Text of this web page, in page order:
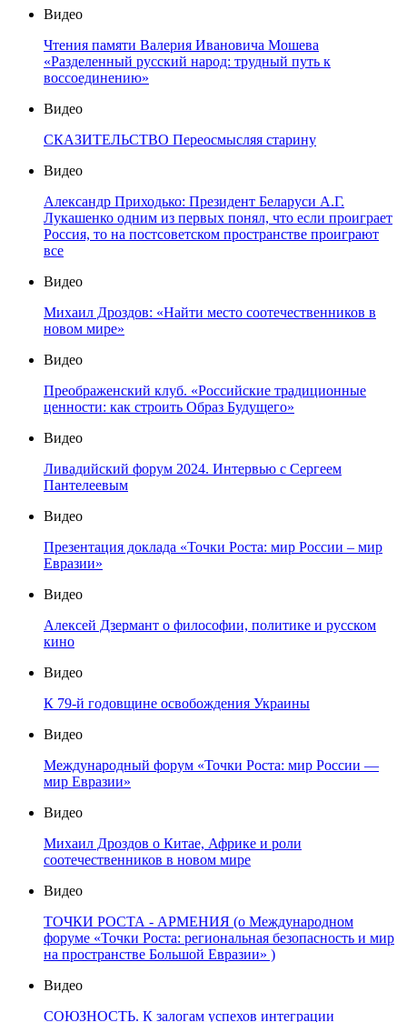
Видео
Чтения памяти Валерия Ивановича Мошева
«Разделенный русский народ: трудный путь к
воссоединению»
Видео
СКАЗИТЕЛЬСТВО Переосмысляя старину
Видео
Александр Приходько: Президент Беларуси А.Г.
Лукашенко одним из первых понял, что если проиграет
Россия, то на постсоветском пространстве проиграют
все
Видео
Михаил Дроздов: «Найти место соотечественников в
новом мире»
Видео
Преображенский клуб. «Российские традиционные
ценности: как строить Образ Будущего»
Видео
Ливадийский форум 2024. Интервью с Сергеем
Пантелеевым
Видео
Презентация доклада «Точки Роста: мир России – мир
Евразии»
Видео
Алексей Дзермант о философии, политике и русском
кино
Видео
К 79-й годовщине освобождения Украины
Видео
Международный форум «Точки Роста: мир России —
мир Евразии»
Видео
Михаил Дроздов о Китае, Африке и роли
соотечественников в новом мире
Видео
ТОЧКИ РОСТА - АРМЕНИЯ (о Международном
форуме «Точки Роста: региональная безопасность и мир
на пространстве Большой Евразии» )
Видео
СОЮЗНОСТЬ. К залогам успехов интеграции